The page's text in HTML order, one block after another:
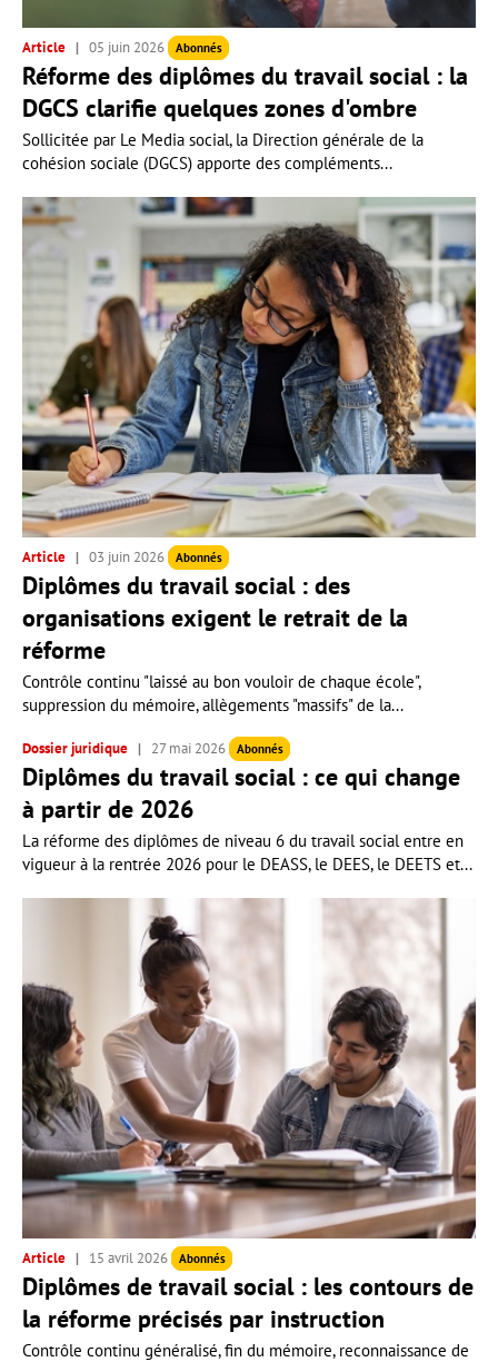
Article 05 juin 2026 Abonnés
Réforme des diplômes du travail social : la
DGCS clarifie quelques zones d'ombre
Sollicitée par Le Media social, la Direction générale de la
cohésion sociale (DGCS) apporte des compléments...
Article 03 juin 2026 Abonnés
Diplômes du travail social : des
organisations exigent le retrait de la
réforme
Contrôle continu "laissé au bon vouloir de chaque école",
suppression du mémoire, allègements "massifs" de la...
Dossier juridique 27 mai 2026 Abonnés
Diplômes du travail social : ce qui change
à partir de 2026
La réforme des diplômes de niveau 6 du travail social entre en
vigueur à la rentrée 2026 pour le DEASS, le DEES, le DEETS et...
Article 15 avril 2026 Abonnés
Diplômes de travail social : les contours de
la réforme précisés par instruction
Contrôle continu généralisé, fin du mémoire, reconnaissance de